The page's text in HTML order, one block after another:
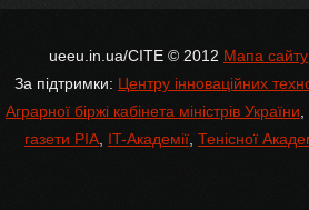
ueeu.in.ua/CITE © 2012 Мапа сайту
За підтримки: Центру інноваційних
Аграрної біржі кабінета міністрів України
газети РІА IT-Академії Тенісної